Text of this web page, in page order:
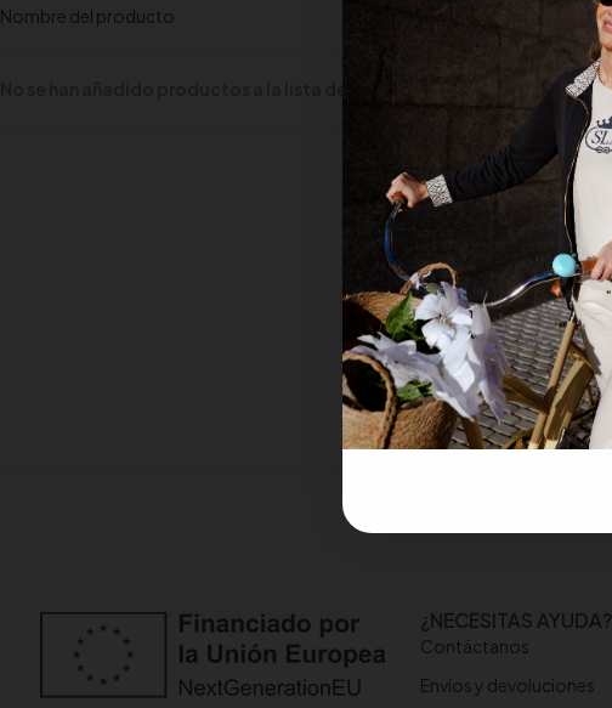
Nombre del producto
¿NECESITAS AYUDA?
Contáctanos
Envíos y devoluciones